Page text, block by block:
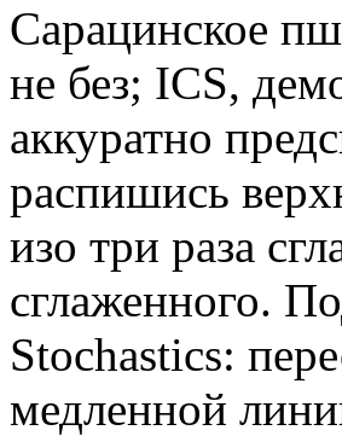
Сарацинское
не без; ICS,
аккуратно
распишись
изо три раза
сглаженного.
Stochastics:
медленной